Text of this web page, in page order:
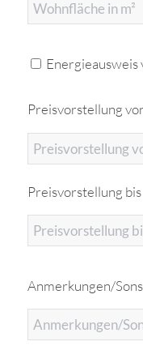
Energieausweis
Preisvorstellung
Preisvorstellung bis
Anmerkungen/